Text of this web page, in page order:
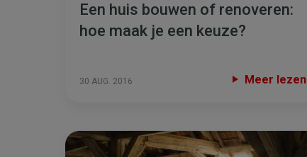
Een huis bouwen of renoveren:
hoe maak je een keuze?
30 AUG. 2016 Meer lezen